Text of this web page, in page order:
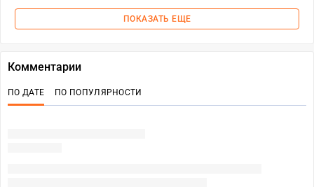
ПОКАЗАТЬ ЕЩЕ
Комментарии
ПО ДАТЕ ПО ПОПУЛЯРНОСТИ